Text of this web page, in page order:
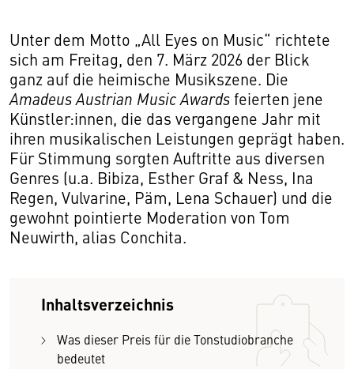
Unter dem Motto „All Eyes on Music“ richtete
sich am Freitag, den 7. März 2026 der Blick
ganz auf die heimische Musikszene. Die
Amadeus Austrian Music Awardsfeierten jene
Künstler:innen, die das vergangene Jahr mit
ihren musikalischen Leistungen geprägt haben.
Für Stimmung sorgten Auftritte aus diversen
Genres (u.a. Bibiza, Esther Graf & Ness, Ina
Regen, Vulvarine, Päm, Lena Schauer) und die
gewohnt pointierte Moderation von Tom
Neuwirth, alias Conchita.
Inhaltsverzeichnis
Was dieser Preis für die Tonstudiobranche
bedeutet